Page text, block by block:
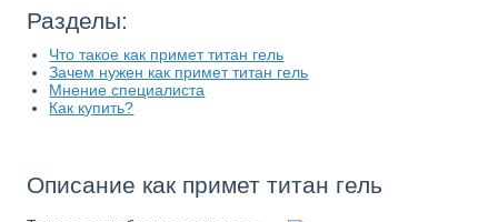
Разделы:
Что такое как примет титан гель
Зачем нужен как примет титан гель
Мнение специалиста
Как купить?
Описание как примет титан гель